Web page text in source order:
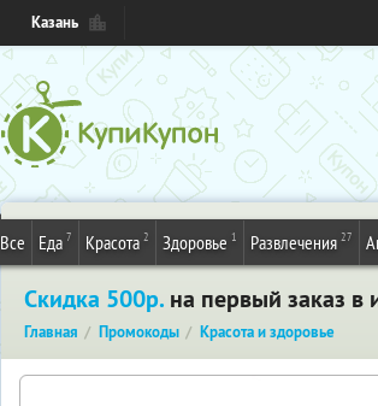
Казань
Все Еда 7 Красота 2 Здоровье 1 Развлечения 27
Скидка 500р. на первый заказ в
Главная Промокоды Красота и здоровье